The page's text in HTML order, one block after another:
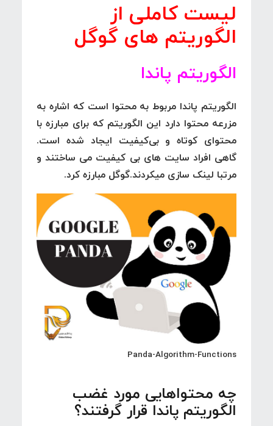
لیست کاملی از
الگوریتم های گوگل
الگوریتم پاندا
الگوریتم پاندا مربوط به محتوا است که اشاره به
مزرعه محتوا دارد این الگوریتم که برای مبارزه با
محتوای کوتاه و بی‌کیفیت ایجاد شده است.
گاهی افراد سایت های بی کیفیت می ساختند و
مرتبا لینک سازی میکردند.گوگل مبارزه کرد.
Panda-Algorithm-Functions
چه محتواهایی مورد غضب
الگوریتم پاندا قرار گرفتند؟